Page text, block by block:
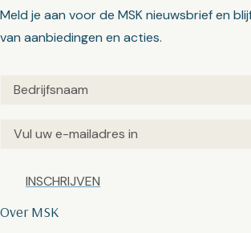
Over MSK
Meld je aan voor de MSK nieuwsbrief en
van aanbiedingen en acties.
Untitled(Vereist)
Email(Vereist)
Captcha